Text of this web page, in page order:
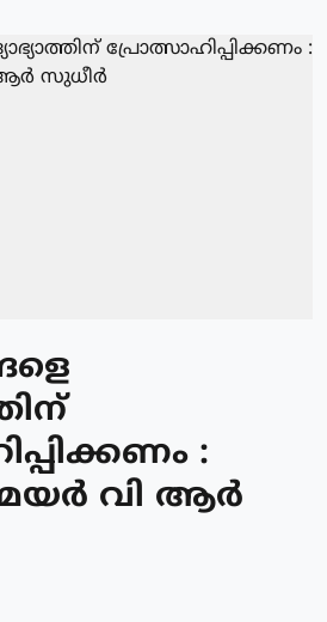
:
വി ആർ